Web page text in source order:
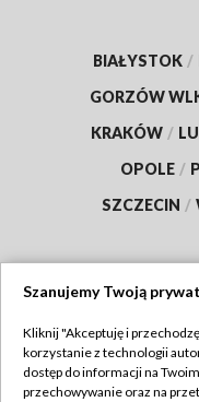
BIAŁYSTOK /
GORZÓW
KRAKÓW /
OPOLE /
SZCZECIN /
Abonament TVP
Szanujemy Twoją
Kliknij "Akceptuję i
korzystanie z technologii
dostęp do informacji na
przechowywanie oraz na